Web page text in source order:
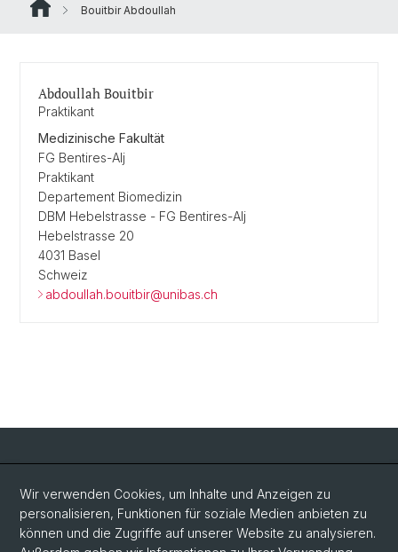
Bouitbir Abdoullah
Abdoullah Bouitbir
Praktikant
Medizinische Fakultät
FG Bentires-Alj
Praktikant
Departement Biomedizin
DBM Hebelstrasse - FG Bentires-Alj
Hebelstrasse 20
4031 Basel
Schweiz
abdoullah.bouitbir@unibas.ch
Social Media
LinkedIn
Wir verwenden Cookies, um Inhalte und Anzeigen zu
personalisieren, Funktionen für soziale Medien anbieten zu
können und die Zugriffe auf unserer Website zu analysieren.